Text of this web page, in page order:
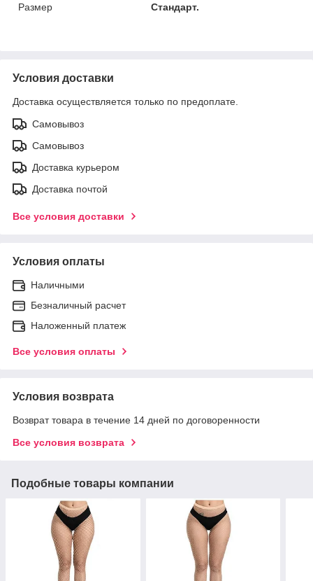
Размер
Стандарт.
Условия доставки
Доставка осуществляется только по предоплате.
Самовывоз
Самовывоз
Доставка курьером
Доставка почтой
Все условия доставки
Условия оплаты
Наличными
Безналичный расчет
Наложенный платеж
Все условия оплаты
Условия возврата
Возврат товара в течение 14 дней по договоренности
Все условия возврата
Подобные товары компании